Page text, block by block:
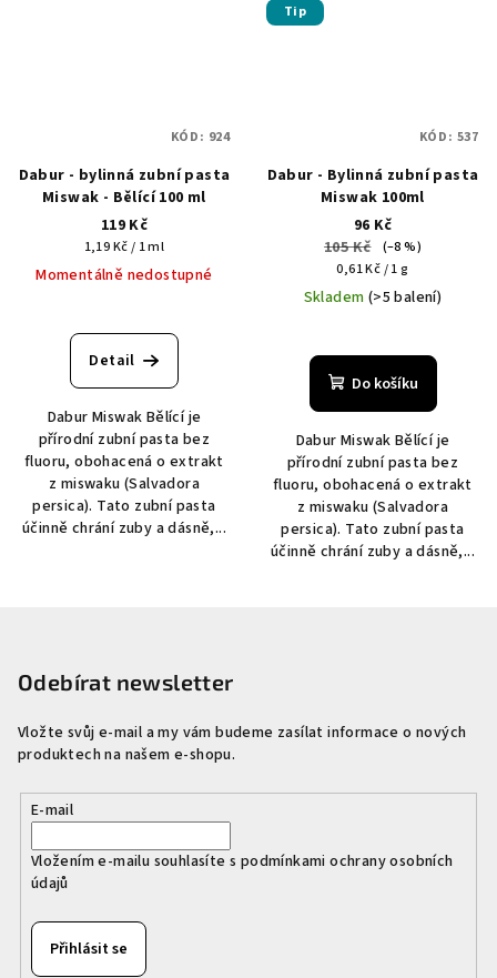
Dabur - bylinná zubní pasta
Miswak - Bělící 100 ml
119 Kč
Měrná
cena:
1,19 Kč / 1 ml
Momentálně nedostupné
Detail
Dabur Miswak Bělící je
přírodní zubní pasta bez
fluoru, obohacená o extrakt
z miswaku (Salvadora
persica). Tato zubní pasta
účinně chrání zuby a dásně,...
KÓD: 924
Tip
Dabur - Bylinná zubní pasta
Miswak 100ml
96 Kč
105 Kč
(–8 %)
Měrná
cena:
0,61 Kč / 1 g
Skladem (>5 balení)
hodnocení
produktu
z
5
hvězdiček.
Do košíku
Dabur Miswak Bělící je
přírodní zubní pasta bez
fluoru, obohacená o extrakt
z miswaku (Salvadora
persica). Tato zubní pasta
účinně chrání zuby a dásně,...
KÓD: 537
Odebírat newsletter
Vložte svůj e-mail a my vám budeme zasílat informace o nových
produktech na našem e-shopu.
E-mail
Vložením e-mailu souhlasíte s podmínkami ochrany osobních
údajů
Přihlásit se